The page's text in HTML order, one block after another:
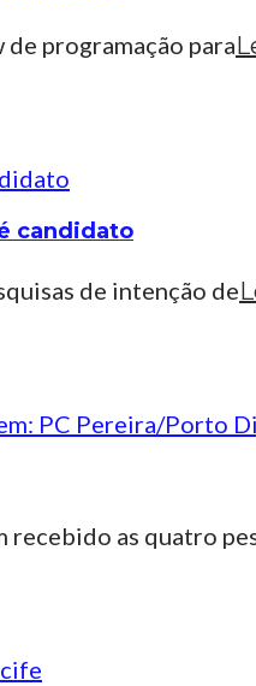
programação para
candidato
de intenção de
as quatro